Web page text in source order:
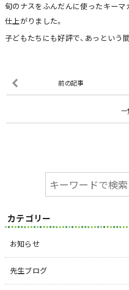
旬のナスをふんだんに使ったキー
仕上がりました。
子どもたちにも好評で、あっという
前の記事
一
カテゴリー
お知らせ
先生ブログ